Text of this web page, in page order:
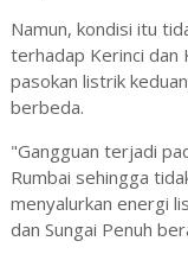
Namun, kondisi itu
terhadap Kerinci dan
pasokan listrik
berbeda.
"Gangguan terjadi
Rumbai sehingga
menyalurkan energi
dan Sungai Penuh